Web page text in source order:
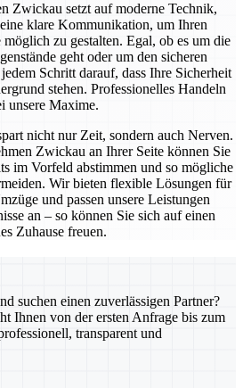
Zwickau setzt auf moderne Technik,
klare Kommunikation, um Ihren
zu gestalten. Egal, ob es um die
geht oder um den sicheren
Schritt darauf, dass Ihre Sicherheit
stehen. Professionelles Handeln
unsere Maxime.
nicht nur Zeit, sondern auch Nerven.
Zwickau an Ihrer Seite können Sie
im Vorfeld abstimmen und so mögliche
Wir bieten flexible Lösungen für
und passen unsere Leistungen
an – so können Sie sich auf einen
Zuhause freuen.
suchen einen zuverlässigen Partner?
Ihnen von der ersten Anfrage bis zum
transparent und